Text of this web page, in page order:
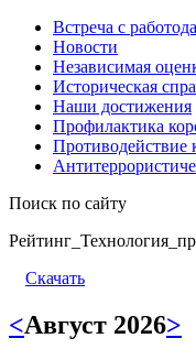
Встреча с
Новости
Независимая
Историческая
Наши достижения
Профилактика
Противодействие
Поиск по сайту
Скачать
<Август 2026>